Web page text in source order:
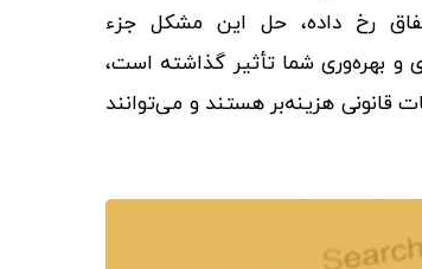
رخ ‌داده، حل این مشکل جزء
بهره‌وری شما تأثیر گذاشته است،
قانونی هزینه‌بر هستند و می‌توانند